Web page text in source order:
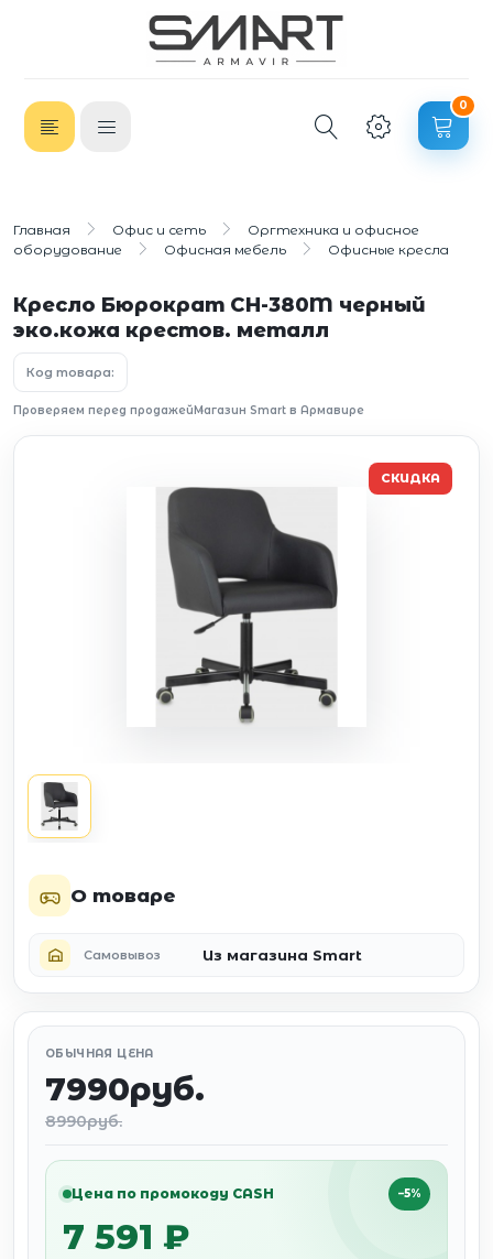
0
Главная Офис и сеть
Оргтехника и офисное
оборудование
Офисная мебель Офисные кресла
Кресло Бюрократ CH-380M черный
эко.кожа крестов. металл
Код товара:
Проверяем перед продажейМагазин Smart в Армавире
СКИДКА
О товаре
Самовывоз Из магазина Smart
ОБЫЧНАЯ ЦЕНА
7990руб.
8990руб.
Цена по промокоду CASH −5%
7 591 ₽